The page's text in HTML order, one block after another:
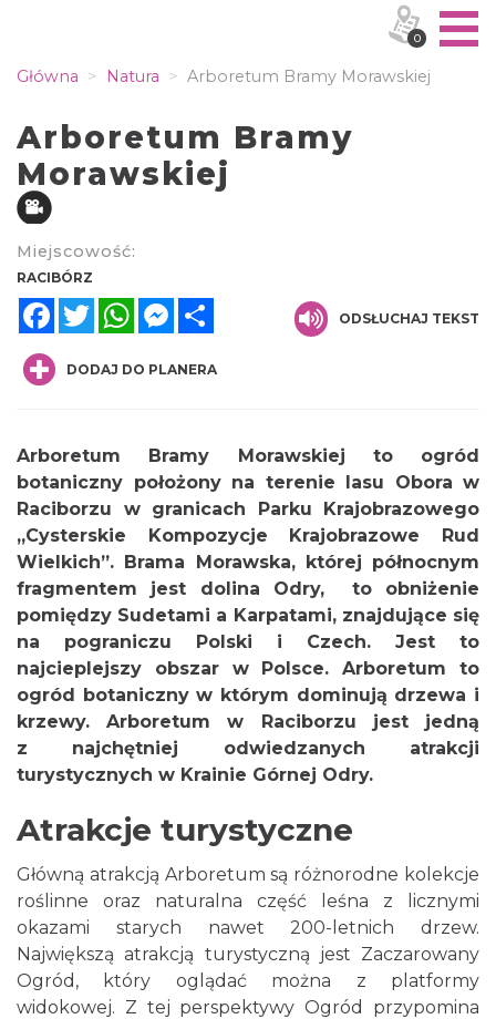
Główna Natura Arboretum Bramy Morawskiej
Arboretum Bramy
Morawskiej
Miejscowość:
RACIBÓRZ
FacebookTwitterWhatsAppMessenger
ODSŁUCHAJ TEKST
DODAJ DO PLANERA
Arboretum Bramy Morawskiej to ogród
botaniczny położony na terenie lasu Obora w
Raciborzu w granicach Parku Krajobrazowego
„Cysterskie Kompozycje Krajobrazowe Rud
Wielkich”. Brama Morawska, której północnym
fragmentem jest dolina Odry, to obniżenie
pomiędzy Sudetami a Karpatami, znajdujące się
na pograniczu Polski i Czech. Jest to
najcieplejszy obszar w Polsce. Arboretum to
ogród botaniczny w którym dominują drzewa i
krzewy. Arboretum w Raciborzu jest jedną
z najchętniej odwiedzanych atrakcji
turystycznych w Krainie Górnej Odry.
Atrakcje turystyczne
Główną atrakcją Arboretum są różnorodne kolekcje
roślinne oraz naturalna część leśna z licznymi
okazami starych nawet 200-letnich drzew.
Największą atrakcją turystyczną jest Zaczarowany
Ogród, który oglądać można z platformy
widokowej. Z tej perspektywy Ogród przypomina
0